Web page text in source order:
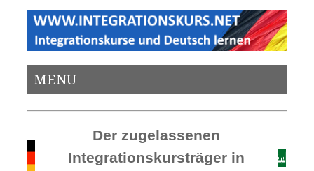
MENU
Der zugelassenen
Integrationskursträger in